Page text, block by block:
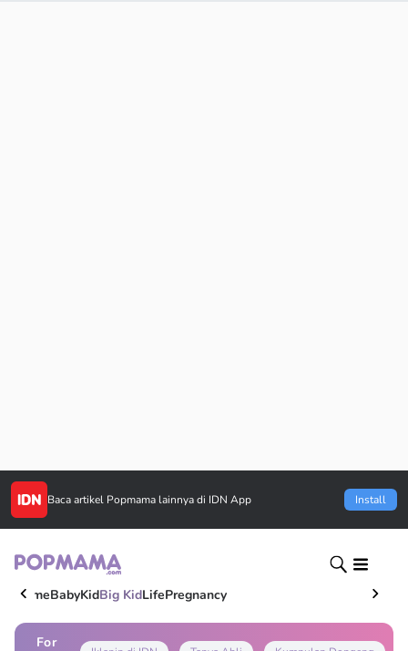
Baca artikel Popmama lainnya di IDN App Install
HomeBabyKidBig KidLifePregnancy
For